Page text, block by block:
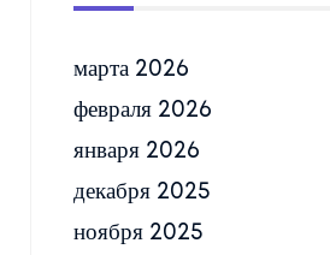
марта 2026
февраля 2026
января 2026
декабря 2025
ноября 2025